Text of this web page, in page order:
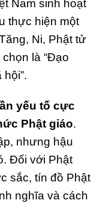
Nam sinh hoạt
thực hiện một
Ni, Phật tử
là “Đạo
yếu tố cực
Phật giáo.
nhưng hậu
Đối với Phật
sắc, tín đồ Phật
nghĩa và cách